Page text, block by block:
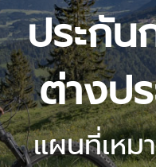
ประกัน
ต่างปร
แผนที่เหม